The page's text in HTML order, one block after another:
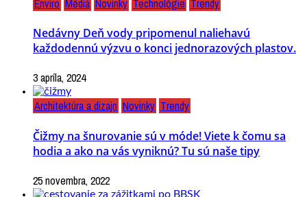
Enviro Médiá Novinky Technológie Trendy
Nedávny Deň vody pripomenul naliehavú
každodennú výzvu o konci jednorazových plastov.
3 apríla, 2024
Architektúra a dizajn Novinky Trendy
Čižmy na šnurovanie sú v móde! Viete k čomu sa
hodia a ako na vás vyniknú? Tu sú naše tipy
25 novembra, 2022